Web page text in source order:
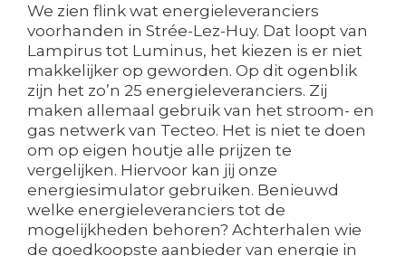
We zien flink wat energieleveranciers
voorhanden in Strée-Lez-Huy. Dat loopt van
Lampirus tot Luminus, het kiezen is er niet
makkelijker op geworden. Op dit ogenblik
zijn het zo’n 25 energieleveranciers. Zij
maken allemaal gebruik van het stroom- en
gas netwerk van Tecteo. Het is niet te doen
om op eigen houtje alle prijzen te
vergelijken. Hiervoor kan jij onze
energiesimulator gebruiken. Benieuwd
welke energieleveranciers tot de
mogelijkheden behoren? Achterhalen wie
de goedkoopste aanbieder van energie in